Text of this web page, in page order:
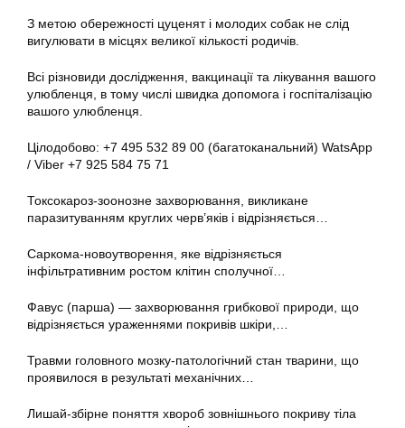
З метою обережності цуценят і молодих собак не слід
вигулювати в місцях великої кількості родичів.
Всі різновиди дослідження, вакцинації та лікування вашого
улюбленця, в тому числі швидка допомога і госпіталізацію
вашого улюбленця.
Цілодобово: +7 495 532 89 00 (багатоканальний) WatsApp
/ Viber +7 925 584 75 71
Токсокароз-зоонозне захворювання, викликане
паразитуванням круглих черв’яків і відрізняється…
Саркома-новоутворення, яке відрізняється
інфільтративним ростом клітин сполучної…
Фавус (парша) — захворювання грибкової природи, що
відрізняється ураженнями покривів шкіри,…
Травми головного мозку-патологічний стан тварини, що
проявилося в результаті механічних…
Лишай-збірне поняття хвороб зовнішнього покриву тіла